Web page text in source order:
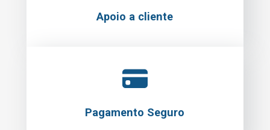
Apoio a cliente
Pagamento Seguro